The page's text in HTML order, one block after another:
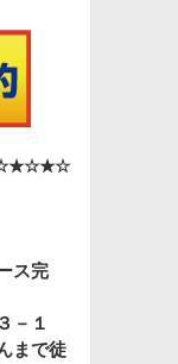
ス完
－１
まで徒